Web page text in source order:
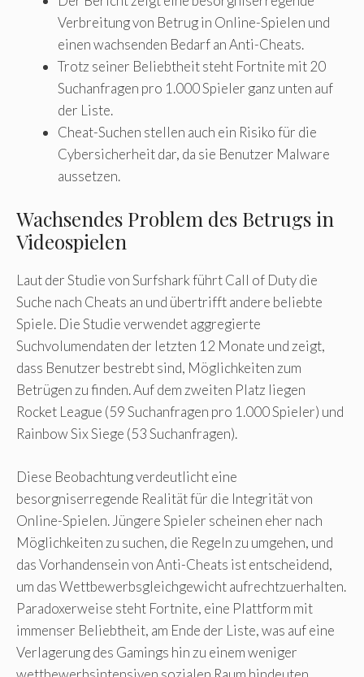
Verbreitung von Betrug in Online-Spielen und
einen wachsenden Bedarf an Anti-Cheats.
Trotz seiner Beliebtheit steht Fortnite mit 20
Suchanfragen pro 1.000 Spieler ganz unten auf
der Liste.
Cheat-Suchen stellen auch ein Risiko für die
Cybersicherheit dar, da sie Benutzer Malware
aussetzen.
Wachsendes Problem des Betrugs in
Videospielen
Laut der Studie von Surfshark führt Call of Duty die
Suche nach Cheats an und übertrifft andere beliebte
Spiele. Die Studie verwendet aggregierte
Suchvolumendaten der letzten 12 Monate und zeigt,
dass Benutzer bestrebt sind, Möglichkeiten zum
Betrügen zu finden. Auf dem zweiten Platz liegen
Rocket League (59 Suchanfragen pro 1.000 Spieler) und
Rainbow Six Siege (53 Suchanfragen).
Diese Beobachtung verdeutlicht eine
besorgniserregende Realität für die Integrität von
Online-Spielen. Jüngere Spieler scheinen eher nach
Möglichkeiten zu suchen, die Regeln zu umgehen, und
das Vorhandensein von Anti-Cheats ist entscheidend,
um das Wettbewerbsgleichgewicht aufrechtzuerhalten.
Paradoxerweise steht Fortnite, eine Plattform mit
immenser Beliebtheit, am Ende der Liste, was auf eine
Verlagerung des Gamings hin zu einem weniger